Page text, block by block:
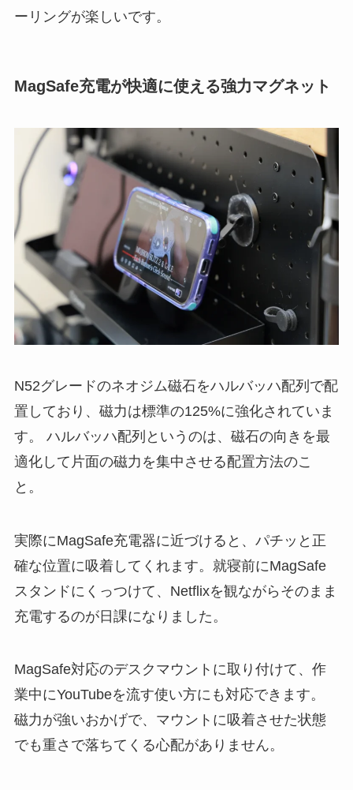
ーリングが楽しいです。
MagSafe充電が快適に使える強力マグネット
N52グレードのネオジム磁石をハルバッハ配列で配
置しており、磁力は標準の125%に強化されていま
す。 ハルバッハ配列というのは、磁石の向きを最
適化して片面の磁力を集中させる配置方法のこ
と。
実際にMagSafe充電器に近づけると、パチッと正
確な位置に吸着してくれます。就寝前にMagSafe
スタンドにくっつけて、Netflixを観ながらそのまま
充電するのが日課になりました。
MagSafe対応のデスクマウントに取り付けて、作
業中にYouTubeを流す使い方にも対応できます。
磁力が強いおかげで、マウントに吸着させた状態
でも重さで落ちてくる心配がありません。